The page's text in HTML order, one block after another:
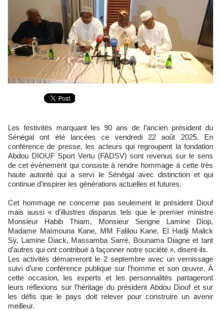
Les festivités marquant les 90 ans de l’ancien président du
Sénégal ont été lancées ce vendredi 22 août 2025. En
conférence de presse, les acteurs qui regroupent la fondation
Abdou DIOUF Sport Vertu (FADSV) sont revenus sur le sens
de cet évènement qui consiste à rendre hommage à cette très
haute autorité qui a servi le Sénégal avec distinction et qui
continue d’inspirer les générations actuelles et futures.
Cet hommage ne concerne pas seulement le président Diouf
mais aussi « d'illustres disparus tels que le premier ministre
Monsieur Habib Thiam, Monsieur Serigne Lamine Diop,
Madame Maïmouna Kane, MM Falilou Kane, El Hadji Malick
Sy, Lamine Diack, Massamba Sarré, Bounama Diagne et tant
d’autres qui ont contribué à façonner notre société », disent-ils.
Les activités démarreront le 2 septembre avec un vernissage
suivi d’une conférence publique sur l’homme et son œuvre. À
cette occasion, les experts et les personnalités partageront
leurs réflexions sur l’héritage du président Abdou Diouf et sur
les défis que le pays doit relever pour construire un avenir
meilleur.